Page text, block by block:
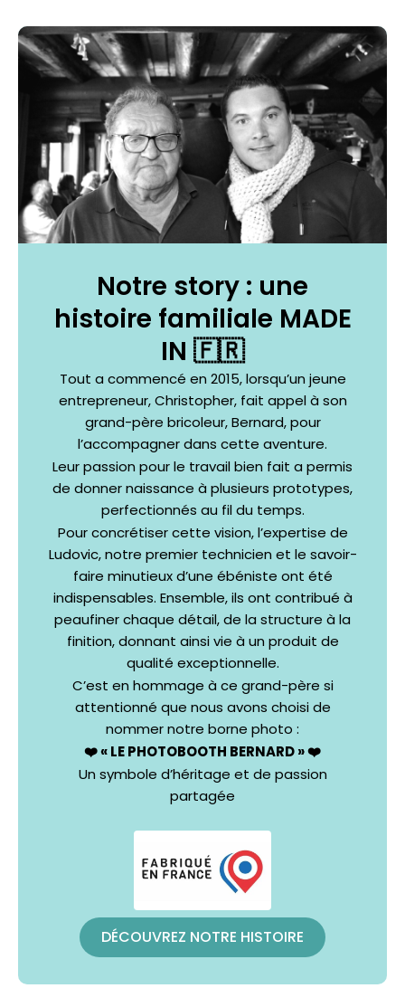
Notre story : une
histoire familiale MADE
IN 🇫🇷
Tout a commencé en 2015, lorsqu’un jeune
entrepreneur, Christopher, fait appel à son
grand-père bricoleur, Bernard, pour
l’accompagner dans cette aventure.
Leur passion pour le travail bien fait a permis
de donner naissance à plusieurs prototypes,
perfectionnés au fil du temps.
Pour concrétiser cette vision, l’expertise de
Ludovic, notre premier technicien et le savoir-
faire minutieux d’une ébéniste ont été
indispensables. Ensemble, ils ont contribué à
peaufiner chaque détail, de la structure à la
finition, donnant ainsi vie à un produit de
qualité exceptionnelle.
C’est en hommage à ce grand-père si
attentionné que nous avons choisi de
nommer notre borne photo :
❤️ « LE PHOTOBOOTH BERNARD » ❤️
Un symbole d’héritage et de passion
partagée
DÉCOUVREZ NOTRE HISTOIRE